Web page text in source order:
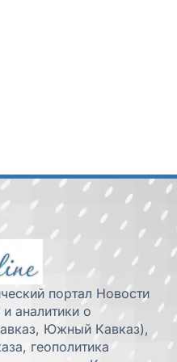
портал Новости
аналитики о
Южный Кавказ),
геополитика